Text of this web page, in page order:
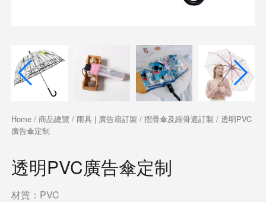
Home/ 商品總覽 / 雨具 | 廣告扇訂製 / 摺疊傘及縮骨遮訂製 / 透明PVC
廣告傘定制
透明PVC廣告傘定制
材質：PVC